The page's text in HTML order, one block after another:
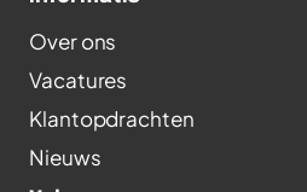
Over ons
Vacatures
Klantopdrachten
Nieuws